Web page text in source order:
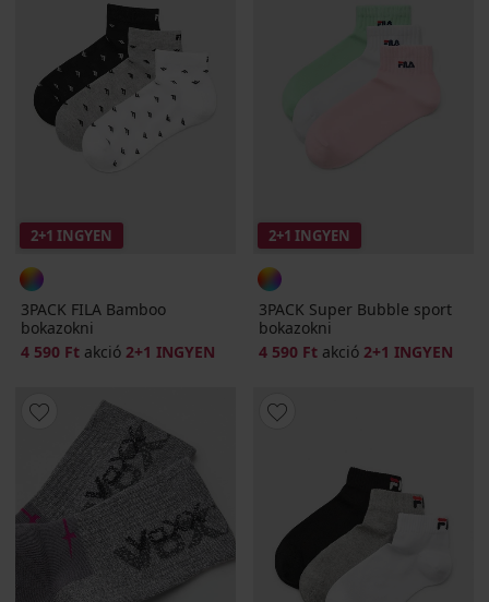
2+1 INGYEN
3PACK FILA Bamboo
bokazokni
4 590 Ft akció 2+1 INGYEN
2+1 INGYEN
3PACK Super Bubble sport
bokazokni
4 590 Ft akció 2+1 INGYEN